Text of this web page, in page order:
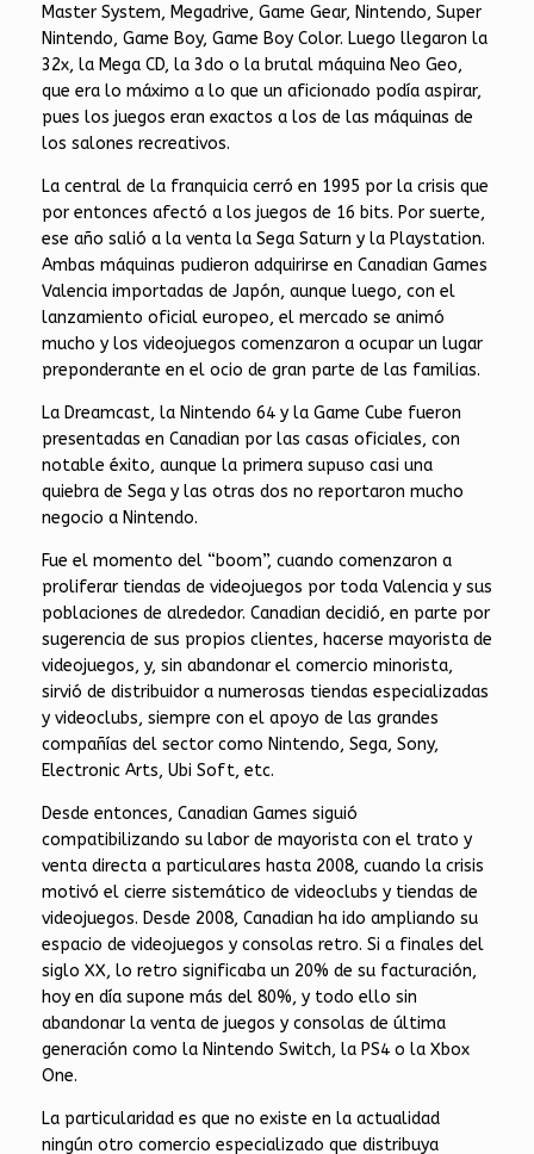
Master System, Megadrive, Game Gear, Nintendo, Super
Nintendo, Game Boy, Game Boy Color. Luego llegaron la
32x, la Mega CD, la 3do o la brutal máquina Neo Geo,
que era lo máximo a lo que un aficionado podía aspirar,
pues los juegos eran exactos a los de las máquinas de
los salones recreativos.
La central de la franquicia cerró en 1995 por la crisis que
por entonces afectó a los juegos de 16 bits. Por suerte,
ese año salió a la venta la Sega Saturn y la Playstation.
Ambas máquinas pudieron adquirirse en Canadian Games
Valencia importadas de Japón, aunque luego, con el
lanzamiento oficial europeo, el mercado se animó
mucho y los videojuegos comenzaron a ocupar un lugar
preponderante en el ocio de gran parte de las familias.
La Dreamcast, la Nintendo 64 y la Game Cube fueron
presentadas en Canadian por las casas oficiales, con
notable éxito, aunque la primera supuso casi una
quiebra de Sega y las otras dos no reportaron mucho
negocio a Nintendo.
Fue el momento del “boom”, cuando comenzaron a
proliferar tiendas de videojuegos por toda Valencia y sus
poblaciones de alrededor. Canadian decidió, en parte por
sugerencia de sus propios clientes, hacerse mayorista de
videojuegos, y, sin abandonar el comercio minorista,
sirvió de distribuidor a numerosas tiendas especializadas
y videoclubs, siempre con el apoyo de las grandes
compañías del sector como Nintendo, Sega, Sony,
Electronic Arts, Ubi Soft, etc.
Desde entonces, Canadian Games siguió
compatibilizando su labor de mayorista con el trato y
venta directa a particulares hasta 2008, cuando la crisis
motivó el cierre sistemático de videoclubs y tiendas de
videojuegos. Desde 2008, Canadian ha ido ampliando su
espacio de videojuegos y consolas retro. Si a finales del
siglo XX, lo retro significaba un 20% de su facturación,
hoy en día supone más del 80%, y todo ello sin
abandonar la venta de juegos y consolas de última
generación como la Nintendo Switch, la PS4 o la Xbox
One.
La particularidad es que no existe en la actualidad
ningún otro comercio especializado que distribuya